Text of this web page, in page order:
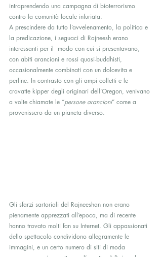
intraprendendo una campagna di bioterrorismo
contro la comunità locale infuriata.
A prescindere da tutto l’avvelenamento, la politica e
la predicazione, i seguaci di Rajneesh erano
interessanti per il  modo con cui si presentavano,
con abiti arancioni e rossi quasi-buddhisti,
occasionalmente combinati con un dolcevita e
perline. In contrasto con gli ampi colletti e le
cravatte kipper degli originari dell’Oregon, venivano
a volte chiamate le “persone arancioni” come a
provenissero da un pianeta diverso.
Gli sfarzi sartoriali del Rajneeshan non erano
pienamente apprezzati all’epoca, ma di recente
hanno trovato molti fan su Internet. Gli appassionati
dello spettacolo condividono allegramente le
immagini, e un certo numero di siti di moda